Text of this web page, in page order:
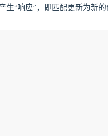
“响应”，即匹配更新为新的